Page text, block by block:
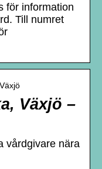
för information
Till numret
Växjö –
vårdgivare nära